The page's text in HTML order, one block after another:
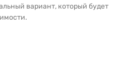
вариант, который будет